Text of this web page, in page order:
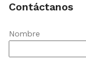
Contáctanos
Nombre